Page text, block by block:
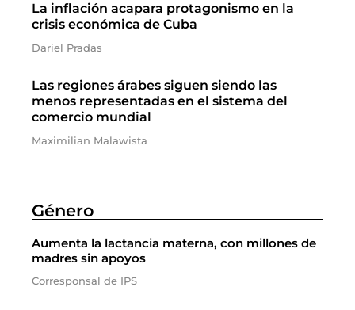
La inflación acapara protagonismo en la
crisis económica de Cuba
Dariel Pradas
Las regiones árabes siguen siendo las
menos representadas en el sistema del
comercio mundial
Maximilian Malawista
Género
Aumenta la lactancia materna, con millones de
madres sin apoyos
Corresponsal de IPS